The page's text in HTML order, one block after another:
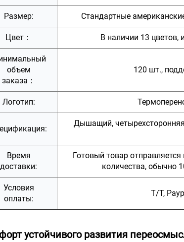
Размер: Стандартные
Цвет： В наличии 13 цветов,
объем
заказа：
120 шт.,
Логотип:
Дышащий,
Время
доставки:
Готовый товар отправляется
количества, обычно
Условия
оплаты:
T/T,
устойчивого развития